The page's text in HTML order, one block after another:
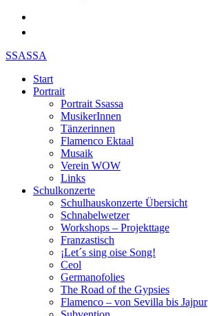
SSASSA
Start
Portrait
Portrait Ssassa
MusikerInnen
Tänzerinnen
Flamenco Ektaal
Musaik
Verein WOW
Links
Schulkonzerte
Schulhauskonzerte Übersicht
Schnabelwetzer
Workshops – Projekttage
Franzastisch
¡Let´s sing oise Song!
Ceol
Germanofolies
The Road of the Gypsies
Flamenco – von Sevilla bis Jajpur